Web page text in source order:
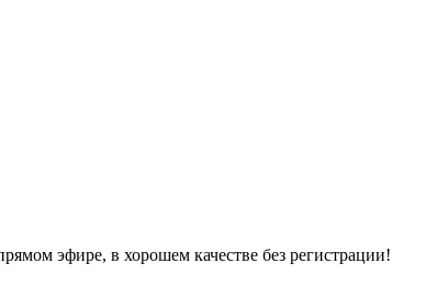
эфире, в хорошем качестве без регистрации!